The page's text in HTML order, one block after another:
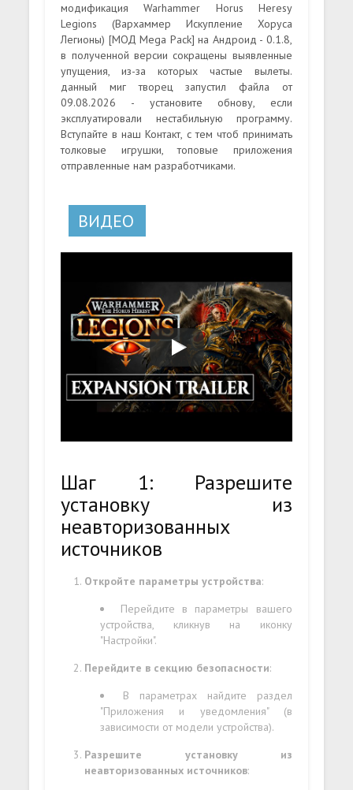
модификация Warhammer Horus Heresy
Legions (Вархаммер Искупление Хоруса
Легионы) [МОД Mega Pack] на Андроид - 0.1.8,
в полученной версии сокращены выявленные
упущения, из-за которых частые вылеты.
данный миг творец запустил файла от
09.08.2026 - установите обнову, если
эксплуатировали нестабильную программу.
Вступайте в наш Контакт, с тем чтоб принимать
толковые игрушки, топовые приложения
отправленные нам разработчиками.
ВИДЕО
Шаг 1: Разрешите
установку из
неавторизованных
источников
Откройте параметры устройства:
Перейдите в параметры вашего
устройства, кликнув на иконку
"Настройки".
Перейдите в секцию безопасности:
В параметрах найдите раздел
"Приложения и уведомления" (в
зависимости от модели устройства).
Разрешите установку из
неавторизованных источников: